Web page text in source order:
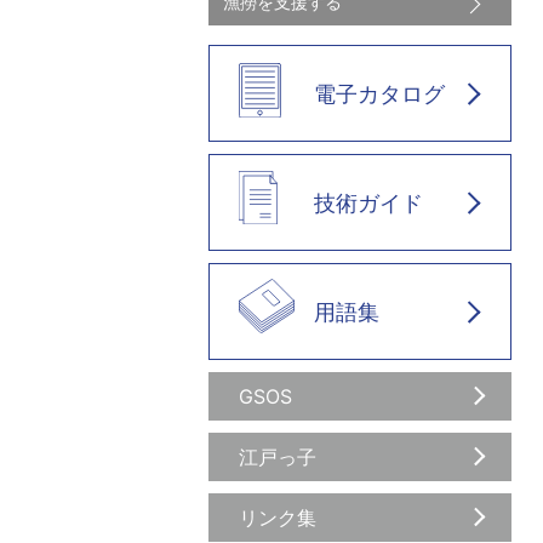
電子カタログ
技術ガイド
用語集
GSOS
江戸っ子
リンク集